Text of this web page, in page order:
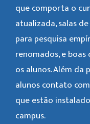
que comporta o
atualizada, salas
para pesquisa
renomados, e
os alunos. Além
alunos contato
que estão
campus.